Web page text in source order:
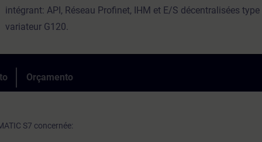
intégrant: API, Réseau Profinet, IHM et E/S décentralisées
variateur G120.
Orçamento
S7 concernée: